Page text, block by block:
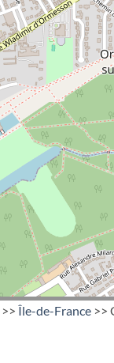
>> Île-de-France >>